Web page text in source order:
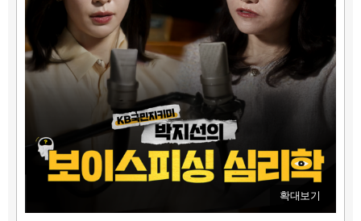
확대보기